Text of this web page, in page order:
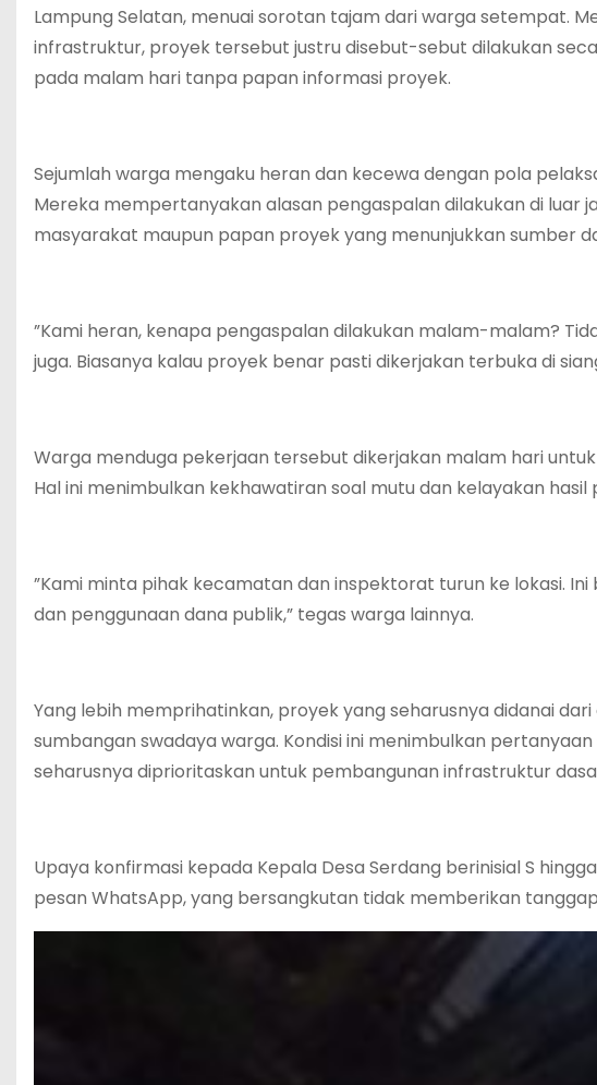
Lampung Selatan, menuai sorotan tajam dari warga setempat.
infrastruktur, proyek tersebut justru disebut-sebut dilakukan
pada malam hari tanpa papan informasi proyek.
‎Sejumlah warga mengaku heran dan kecewa dengan pola
Mereka mempertanyakan alasan pengaspalan dilakukan di luar
masyarakat maupun papan proyek yang menunjukkan sumber
‎”Kami heran, kenapa pengaspalan dilakukan malam-malam?
juga. Biasanya kalau proyek benar pasti dikerjakan terbuka di
‎Warga menduga pekerjaan tersebut dikerjakan malam hari
Hal ini menimbulkan kekhawatiran soal mutu dan kelayakan hasil
‎”Kami minta pihak kecamatan dan inspektorat turun ke lokasi.
dan penggunaan dana publik,” tegas warga lainnya.
‎Yang lebih memprihatinkan, proyek yang seharusnya didanai
sumbangan swadaya warga. Kondisi ini menimbulkan
seharusnya diprioritaskan untuk pembangunan infrastruktur
‎Upaya konfirmasi kepada Kepala Desa Serdang berinisial S
pesan WhatsApp, yang bersangkutan tidak memberikan